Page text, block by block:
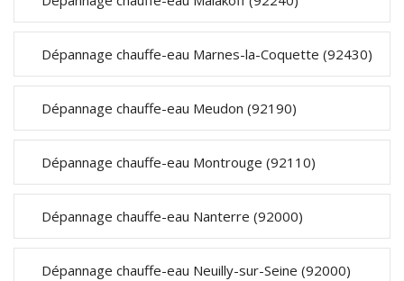
Dépannage chauffe-eau Marnes-la-Coquette (92430)
Dépannage chauffe-eau Meudon (92190)
Dépannage chauffe-eau Montrouge (92110)
Dépannage chauffe-eau Nanterre (92000)
Dépannage chauffe-eau Neuilly-sur-Seine (92000)